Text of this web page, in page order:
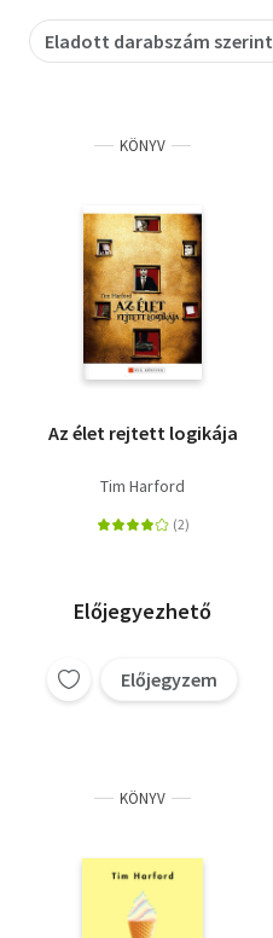
Szakkönyv
Tankönyv, segédkönyv
Természettudomány
Történelem
Eladott darabszám szerint
KÖNYV
Az élet rejtett logikája
Tim Harford
Előjegyezhető
Előjegyzem
KÖNYV